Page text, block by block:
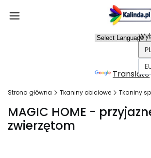
Translate
Strona główna Tkaniny obiciowe Tkaniny
MAGIC HOME -
zwierzętom